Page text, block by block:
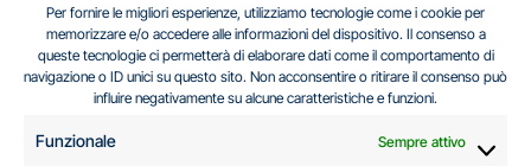
Per fornire le migliori esperienze, utilizziamo tecnologie come i cookie per
memorizzare e/o accedere alle informazioni del dispositivo. Il consenso a
queste tecnologie ci permetterà di elaborare dati come il comportamento di
navigazione o ID unici su questo sito. Non acconsentire o ritirare il consenso può
influire negativamente su alcune caratteristiche e funzioni.
Funzionale Sempre attivo
Resources.” Transparency International Russia, 3 July
2025,ti-russia.org/en/2025/07/03/gold-and-
crossbows-how-russian-mercenaries-enable-dirty-